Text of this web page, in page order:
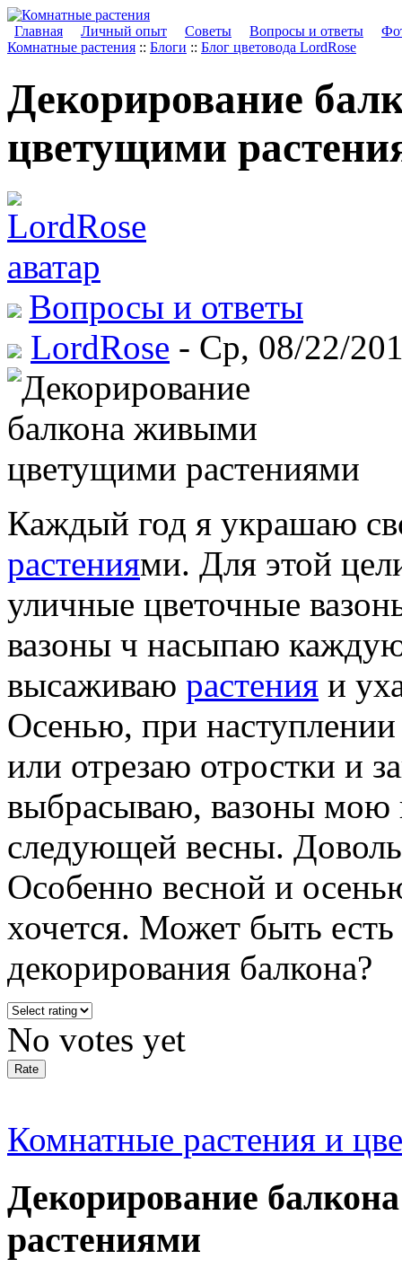
Главная Личный опыт Советы Вопросы и ответы
Комнатные растения :: Блоги :: Блог цветовода LordRose
Декорирование
цветущими
Вопросы и ответы
LordRose - Ср, 08/22/
Каждый год я украшаю
растениями. Для этой
уличные цветочные
вазоны ч насыпаю
высаживаю растения и
Осенью, при
или отрезаю отростки и
выбрасываю, вазоны мою
следующей весны.
Особенно весной и
хочется. Может быть
декорирования балкона?
No votes yet
Комнатные растения и
Декорирование
растениями